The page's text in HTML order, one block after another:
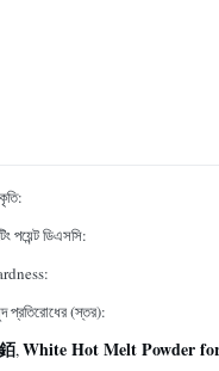
পয়েন্ট ডিএসসি:
প্রতিরোধের (স্তর):
,White Hot Melt Powder